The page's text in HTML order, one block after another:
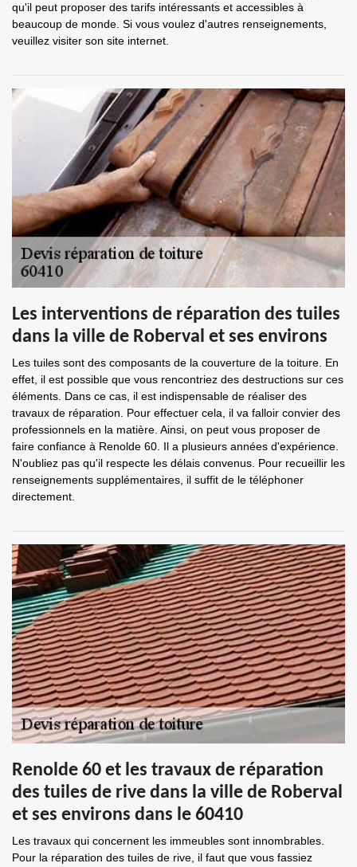
qu'il peut proposer des tarifs intéressants et accessibles à
beaucoup de monde. Si vous voulez d'autres renseignements,
veuillez visiter son site internet.
Les interventions de réparation des tuiles
dans la ville de Roberval et ses environs
Les tuiles sont des composants de la couverture de la toiture. En
effet, il est possible que vous rencontriez des destructions sur ces
éléments. Dans ce cas, il est indispensable de réaliser des
travaux de réparation. Pour effectuer cela, il va falloir convier des
professionnels en la matière. Ainsi, on peut vous proposer de
faire confiance à Renolde 60. Il a plusieurs années d'expérience.
N'oubliez pas qu'il respecte les délais convenus. Pour recueillir les
renseignements supplémentaires, il suffit de le téléphoner
directement.
Renolde 60 et les travaux de réparation
des tuiles de rive dans la ville de Roberval
et ses environs dans le 60410
Les travaux qui concernent les immeubles sont innombrables.
Pour la réparation des tuiles de rive, il faut que vous fassiez